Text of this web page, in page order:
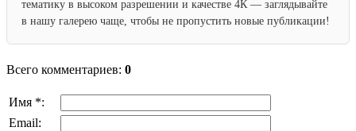
тематику в высоком разрешении и качестве 4К — заглядывайте
в нашу галерею чаще, чтобы не пропустить новые публикации!
Всего комментариев: 0
Имя *:
Email: